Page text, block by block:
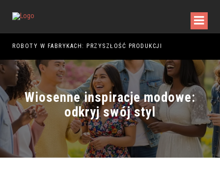
ROBOTY W FABRYKACH: PRZYSZŁOŚĆ PRODUKCJI
Wiosenne inspiracje modowe:
odkryj swój styl